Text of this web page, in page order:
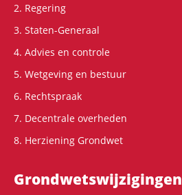
2. Regering
3. Staten-Generaal
4. Advies en controle
5. Wetgeving en bestuur
6. Rechtspraak
7. Decentrale overheden
8. Herziening Grondwet
Grondwets­wijzigingen